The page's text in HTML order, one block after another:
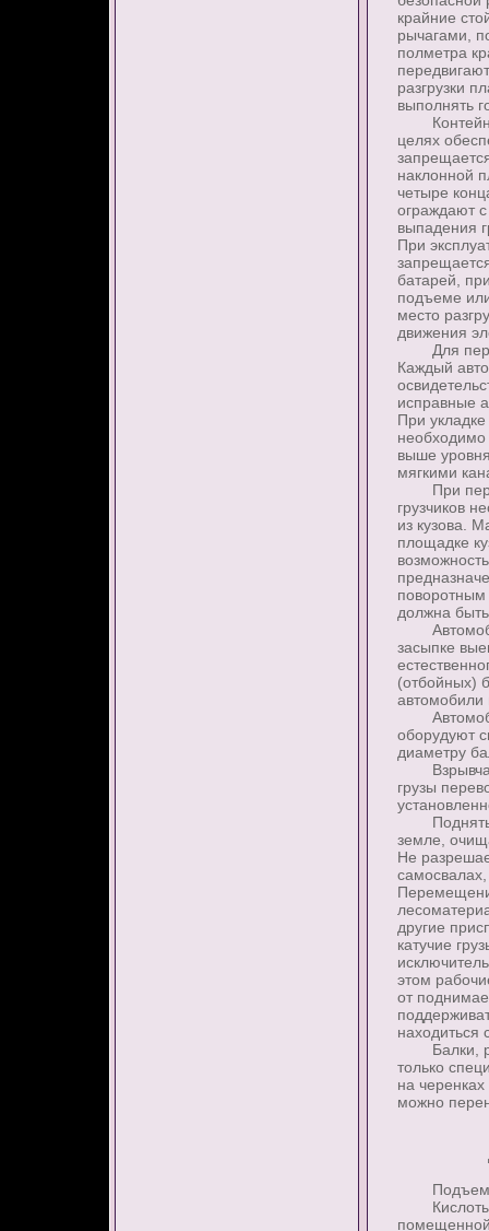
крайние
рычагами,
полметра
разгрузки
выполнять
целях
наклонной
четыре
ограждают
выпадения
При
батарей,
подъеме
место
движения
Для
Каждый
исправные
При
выше
мягкими
При
грузчиков
из кузова.
площадке
поворотным
должна
засыпке
(отбойных)
автомобили
оборудуют
диаметру
грузы
Поднятые
земле,
Не
другие
катучие
этом
от
находиться
Балки,
только
на
можно
Подъем
Кислоты,